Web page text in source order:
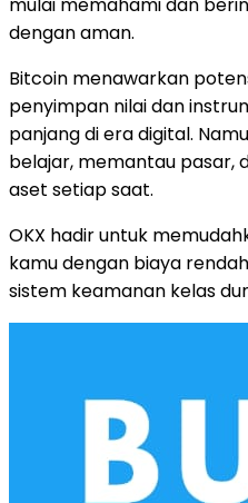
dengan aman.
Bitcoin menawarkan
penyimpan nilai dan
panjang di era digital.
belajar, memantau pasar,
aset setiap saat.
OKX hadir untuk
kamu dengan biaya
sistem keamanan kelas